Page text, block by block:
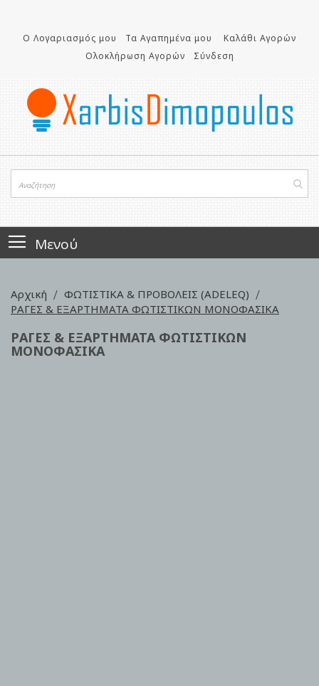
περιεχόμενο
Ο Λογαριασμός μου Τα Αγαπημένα μου
Καλάθι Αγορών
Ολοκλήρωση Αγορών
Σύνδεση
Μενού
Αρχική
ΦΩΤΙΣΤΙΚΑ & ΠΡΟΒΟΛΕΙΣ (ADELEQ)
ΡΑΓΕΣ & ΕΞΑΡΤΗΜΑΤΑ ΦΩΤΙΣΤΙΚΩΝ ΜΟΝΟΦΑΣΙΚΑ
ΡΑΓΕΣ & ΕΞΑΡΤΗΜΑΤΑ ΦΩΤΙΣΤΙΚΩΝ
ΜΟΝΟΦΑΣΙΚΑ